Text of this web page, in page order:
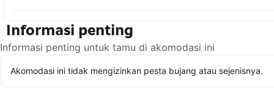
Informasi penting
Informasi penting untuk tamu di akomodasi ini
Akomodasi ini tidak mengizinkan pesta bujang atau sejenisnya.